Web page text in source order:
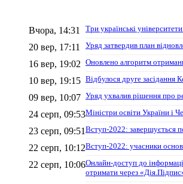
Вчора, 14:31 Три українські
20 вер, 17:11 Уряд затвердив план
16 вер, 19:02 Оновлено алгоритм
10 вер, 19:15 Відбулося друге засідання
09 вер, 10:07 Уряд ухвалив рішення про
24 серп, 09:53Міністри освіти України і
23 серп, 09:51 Вступ-2022: завершується
22 серп, 10:12Вступ-2022: учасники
22 серп, 10:06Онлайн-доступ до
отримати через